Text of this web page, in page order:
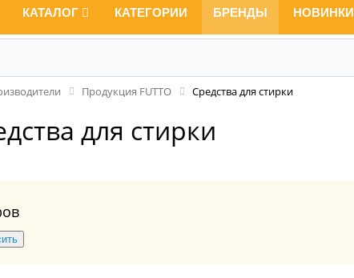
КАТАЛОГ КАТЕГОРИИ БРЕНДЫ НОВИНКИ
Продукция FUTTO Средства для стирки
для стирки